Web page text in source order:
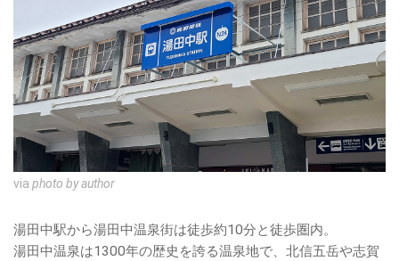
via photo by author
湯田中駅から湯田中温泉街は徒歩約10分と徒歩圏内。
湯田中温泉は1300年の歴史を誇る温泉地で、北信五岳や志賀